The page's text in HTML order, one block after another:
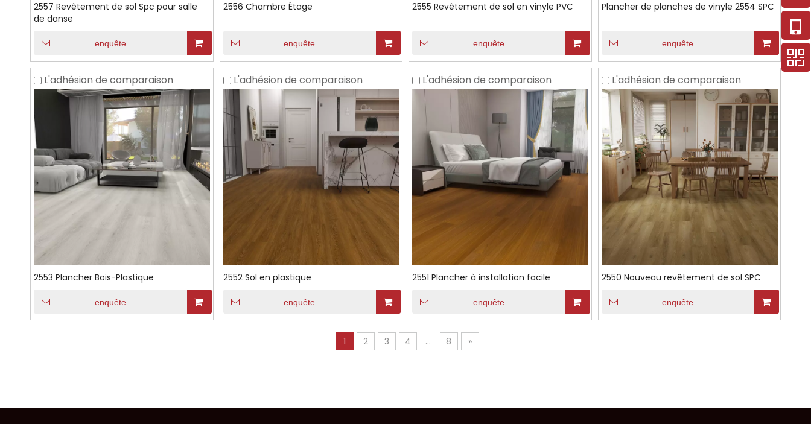
2557 Revêtement de sol Spc pour salle
de danse
enquête
2556 Chambre Étage
enquête
2555 Revêtement de sol en vinyle PVC
enquête
Plancher de planches de vinyle 2554 SPC
enquête
L'adhésion de comparaison
2553 Plancher Bois-Plastique
enquête
L'adhésion de comparaison
2552 Sol en plastique
enquête
L'adhésion de comparaison
2551 Plancher à installation facile
enquête
L'adhésion de comparaison
2550 Nouveau revêtement de sol SPC
enquête
1 2 3 4 ... 8 »